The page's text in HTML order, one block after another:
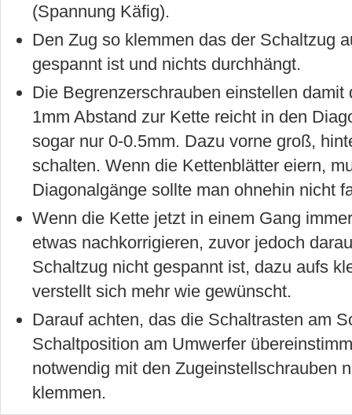
(Spannung Käfig).
Den Zug so klemmen das der Schaltzug
gespannt ist und nichts durchhängt.
Die Begrenzerschrauben einstellen
1mm Abstand zur Kette reicht in den
sogar nur 0-0.5mm. Dazu vorne groß,
schalten. Wenn die Kettenblätter eiern,
Diagonalgänge sollte man ohnehin nicht
Wenn die Kette jetzt in einem Gang
etwas nachkorrigieren, zuvor jedoch
Schaltzug nicht gespannt ist, dazu aufs
verstellt sich mehr wie gewünscht.
Darauf achten, das die Schaltrasten am
Schaltposition am Umwerfer
notwendig mit den Zugeinstellschrauben
klemmen.